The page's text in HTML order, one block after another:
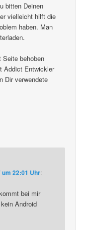
bitten Deinen
vielleicht hilft die
haben. Man
Seite behoben
Addict Entwickler
Dir verwendete
um 22:01 Uhr:
bei mir
Android